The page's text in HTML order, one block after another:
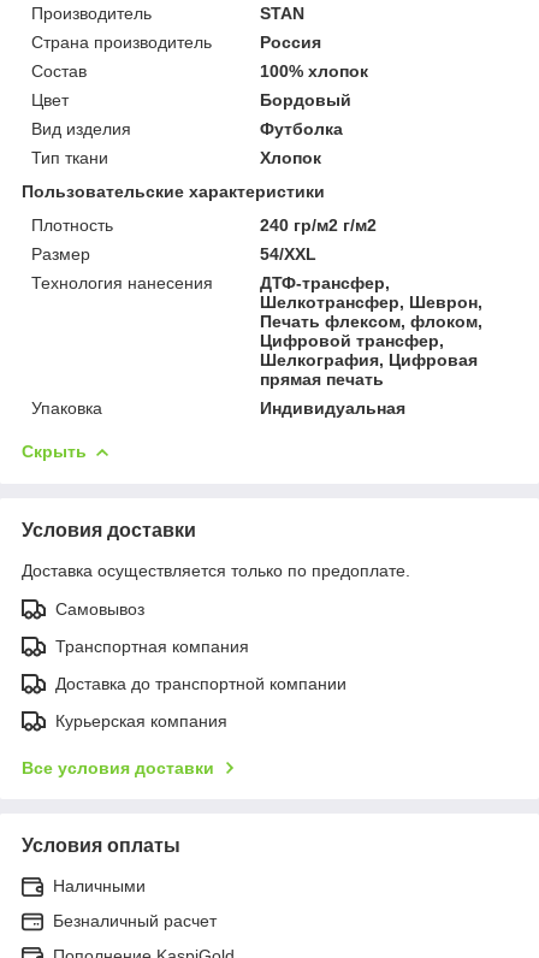
Производитель
STAN
Страна производитель
Россия
Состав
100% хлопок
Цвет
Бордовый
Вид изделия
Футболка
Тип ткани
Хлопок
Пользовательские характеристики
Плотность
240 гр/м2 г/м2
Размер
54/XXL
Технология нанесения
ДТФ-трансфер,
Шелкотрансфер, Шеврон,
Печать флексом, флоком,
Цифровой трансфер,
Шелкография, Цифровая
прямая печать
Упаковка
Индивидуальная
Скрыть
Условия доставки
Доставка осуществляется только по предоплате.
Самовывоз
Транспортная компания
Доставка до транспортной компании
Курьерская компания
Все условия доставки
Условия оплаты
Наличными
Безналичный расчет